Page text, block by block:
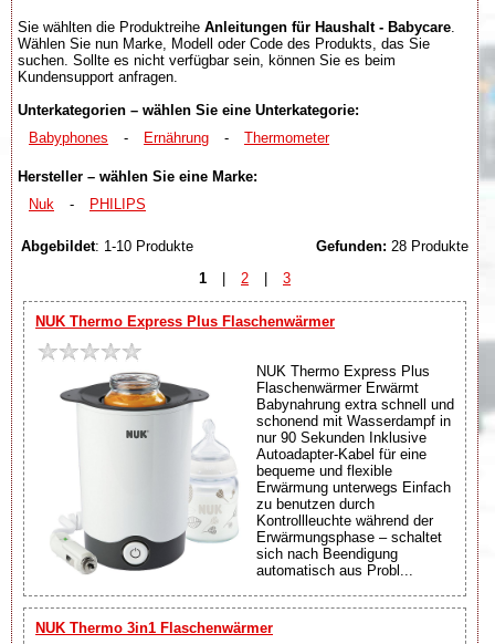
Sie wählten die Produktreihe Anleitungen für Haushalt - Babycare
Wählen Sie nun Marke, Modell oder Code des Produkts, das Sie
suchen. Sollte es nicht verfügbar sein, können Sie es beim
Kundensupport anfragen.
Unterkategorien – wählen Sie eine Unterkategorie:
Babyphones
- Ernährung - Thermometer
Hersteller – wählen Sie eine Marke:
Nuk
- PHILIPS
Abgebildet: 1-10 Produkte Gefunden: 28 Produkte
1
| 2 | 3
NUK Thermo Express Plus Flaschenwärmer
NUK Thermo Express Plus
Flaschenwärmer Erwärmt
Babynahrung extra schnell und
schonend mit Wasserdampf in
nur 90 Sekunden Inklusive
Autoadapter-Kabel für eine
bequeme und flexible
Erwärmung unterwegs Einfach
zu benutzen durch
Kontrollleuchte während der
Erwärmungsphase – schaltet
sich nach Beendigung
automatisch aus Probl...
NUK Thermo 3in1 Flaschenwärmer